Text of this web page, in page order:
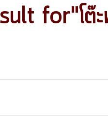
for"โต๊ะ